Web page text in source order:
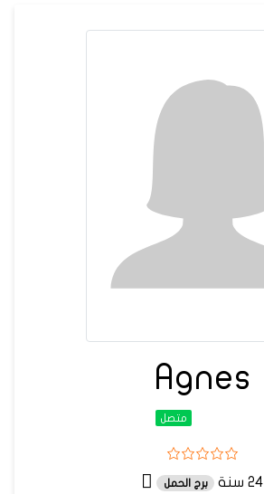
Agnes
متصل
24 سنة برج الحمل